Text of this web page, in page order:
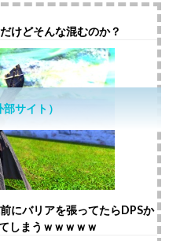
けどそんな混むのか？
にバリアを張ってたらDPSか
しまうｗｗｗｗｗ
サイト）